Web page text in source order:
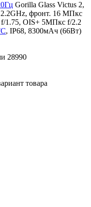
Gorilla Glass Victus 2,
2.2GHz, фронт. 16 МПкс
1.75, OIS+ 5МПкс f/2.2
, IP68, 8300мАч (66Вт)
28990
товара